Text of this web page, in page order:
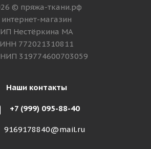
© пряжа-ткани.рф
интернет-магазин
ИП Нестёркина МА
ИНН 772021310811
319774600703059
Наши контакты
+7 (999) 095-88-40
9169178840@mail.ru